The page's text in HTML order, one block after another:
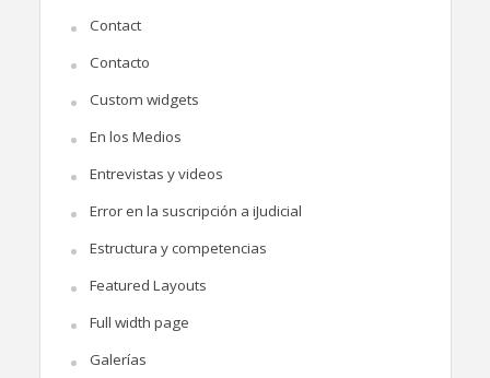
Contact
Contacto
Custom widgets
En los Medios
Entrevistas y videos
Error en la suscripción a iJudicial
Estructura y competencias
Featured Layouts
Full width page
Galerías